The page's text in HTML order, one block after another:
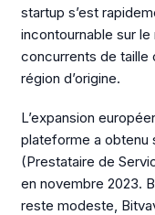
startup s’est
incontournable sur
concurrents de taille
région d’origine.
L’expansion
plateforme a obtenu
(Prestataire de
en novembre 2023.
reste modeste,